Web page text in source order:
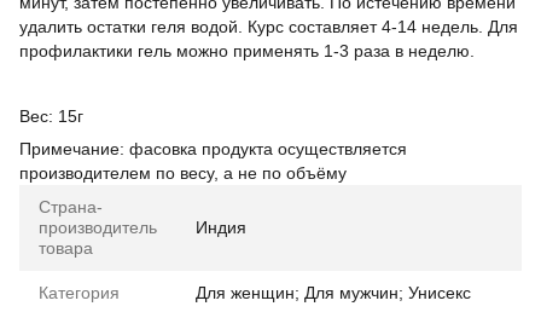
удалить остатки геля водой. Курс составляет 4-14 недель. Для
профилактики гель можно применять 1-3 раза в неделю.
Вес: 15г
Примечание: фасовка продукта осуществляется
производителем по весу, а не по объёму
Страна-
производитель
товара
Индия
Категория Для женщин; Для мужчин; Унисекс